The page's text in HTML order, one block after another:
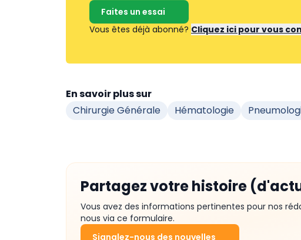
Faites un essai
Vous êtes déjà abonné? Cliquez ici pour vous
En savoir plus sur
Chirurgie Générale
Hématologie
Partagez votre histoire
Vous avez des informations pertinentes pour nos
nous via ce formulaire.
Signalez-nous des nouvelles